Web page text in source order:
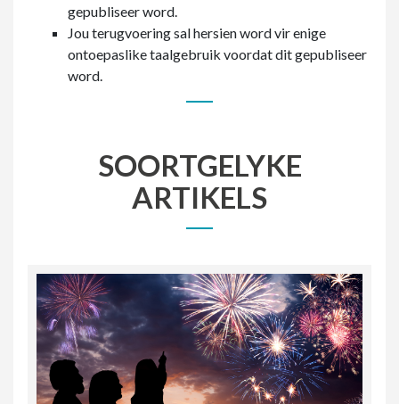
gepubliseer word.
Jou terugvoering sal hersien word vir enige
ontoepaslike taalgebruik voordat dit gepubliseer
word.
SOORTGELYKE
ARTIKELS